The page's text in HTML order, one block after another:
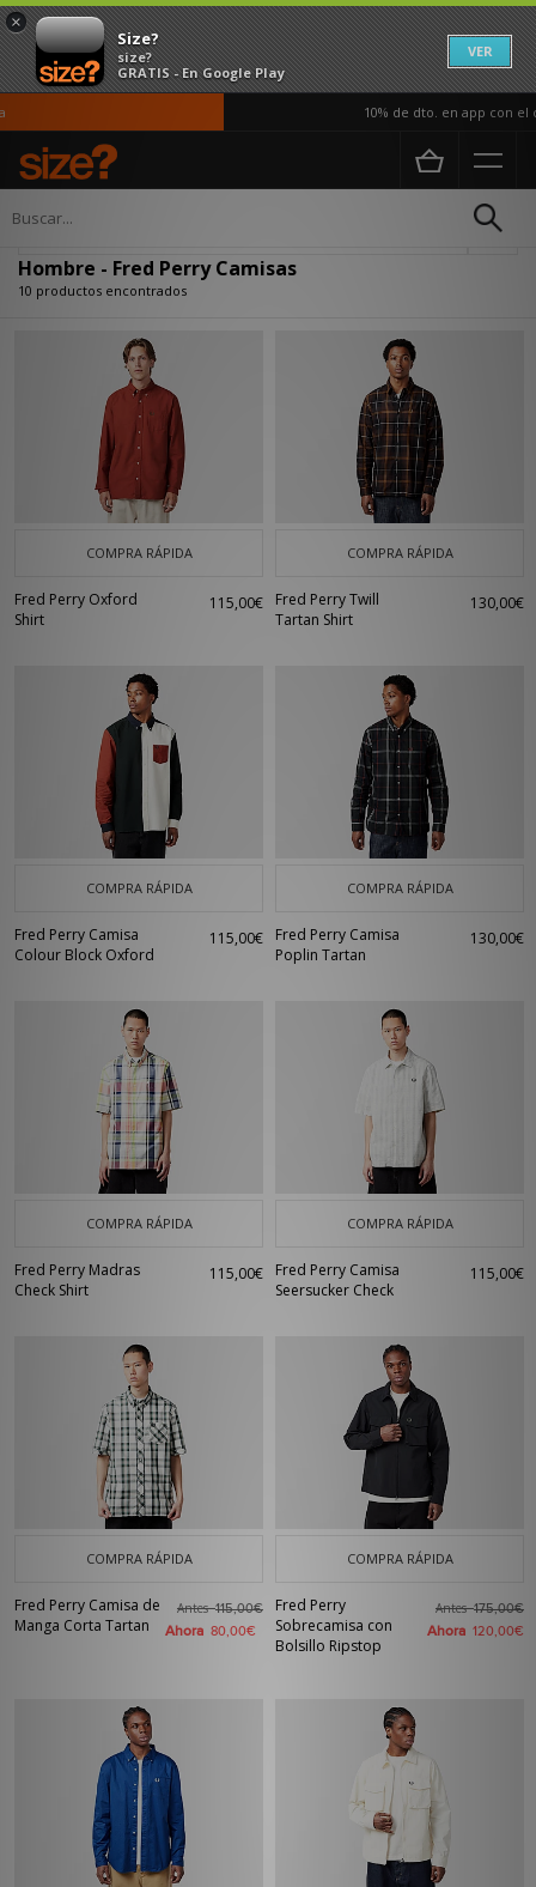
×
Size?
size?
GRATIS - En Google Play
VER
10% de dto. en app con el
Página principal
Hombre - Fred Perry Camisas
10 productos encontrados
COMPRA RÁPIDA
Fred Perry Oxford
Shirt
115,00€
COMPRA RÁPIDA
Fred Perry Twill
Tartan Shirt
130,00€
COMPRA RÁPIDA
Fred Perry Camisa
Colour Block Oxford
115,00€
COMPRA RÁPIDA
Fred Perry Camisa
Poplin Tartan
130,00€
COMPRA RÁPIDA
Fred Perry Madras
Check Shirt
115,00€
COMPRA RÁPIDA
Fred Perry Camisa
Seersucker Check
115,00€
COMPRA RÁPIDA
Fred Perry Camisa de
Manga Corta Tartan
Antes115,00€
Ahora 80,00€
COMPRA RÁPIDA
Fred Perry
Sobrecamisa con
Bolsillo Ripstop
Antes175,00€
Ahora 120,00€